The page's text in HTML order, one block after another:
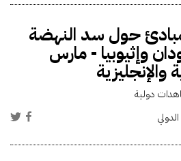
حول سد النهضة
وإثيوبيا - مارس
دولية